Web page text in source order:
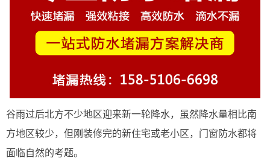
谷雨过后北方不少地区迎来新一轮降水，虽然降水量相比南
方地区较少，但刚装修完的新住宅或老小区，门窗防水都将
面临自然的考题。